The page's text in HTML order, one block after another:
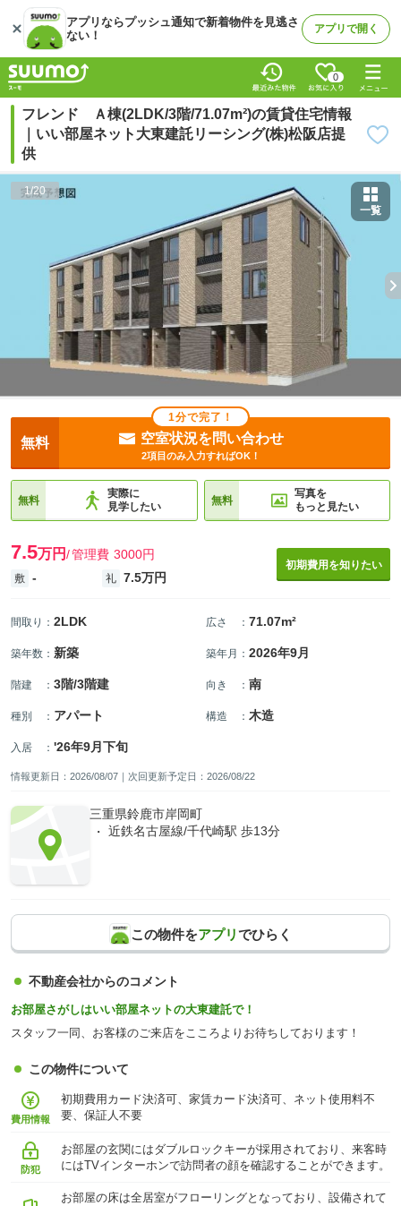
アプリならプッシュ通知で新着物件を見逃さ
ない！
アプリで開く
0
フレンド Ａ棟(2LDK/3階/71.07m²)の賃貸住宅情報
｜いい部屋ネット大東建託リーシング(株)松阪店提
供
1/20
一覧
1分で完了！
無料 空室状況を問い合わせ
2項目のみ入力すればOK！
無料
実際に
見学したい
無料
写真を
もっと見たい
7.5万円 管理費 3000円
敷 - 礼 7.5万円
初期費用を知りたい
間取り ： 2LDK 広さ ： 71.07m²
築年数 ： 新築 築年月 ： 2026年9月
階建 ： 3階/3階建 向き ： 南
種別 ： アパート 構造 ： 木造
入居 ： '26年9月下旬
情報更新日：2026/08/07｜次回更新予定日：2026/08/22
三重県鈴鹿市岸岡町
近鉄名古屋線/千代崎駅 歩13分
この物件をアプリでひらく
不動産会社からのコメント
お部屋さがしはいい部屋ネットの大東建託で！
スタッフ一同、お客様のご来店をこころよりお待ちしております！
この物件について
費用情報
初期費用カード決済可、家賃カード決済可、ネット使用料不
要、保証人不要
防犯
お部屋の玄関にはダブルロックキーが採用されており、来客時
にはTVインターホンで訪問者の顔を確認することができます。
お部屋の床は全居室がフローリングとなっており、設備されて